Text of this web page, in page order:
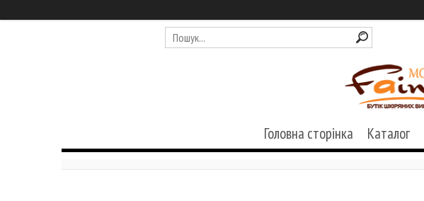
Головна сторінка Каталог